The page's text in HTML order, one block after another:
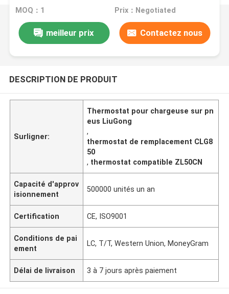
ZL50C ZL50CN
MOQ：1 Prix：Negotiated
meilleur prix Contactez nous
DESCRIPTION DE PRODUIT
Surligner:
Thermostat pour chargeuse sur pn
eus LiuGong
,
thermostat de remplacement CLG8
50
, thermostat compatible ZL50CN
Capacité d'approv
isionnement
500000 unités un an
Certification CE, ISO9001
Conditions de pai
ement
LC, T/T, Western Union, MoneyGram
Délai de livraison 3 à 7 jours après paiement